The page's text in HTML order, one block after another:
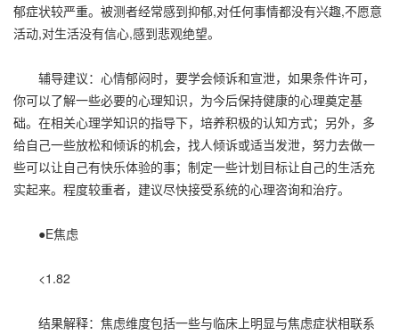
郁症状较严重。被测者经常感到抑郁,对任何事情都没有兴趣,不愿意
活动,对生活没有信心,感到悲观绝望。
辅导建议：心情郁闷时，要学会倾诉和宣泄，如果条件许可，
你可以了解一些必要的心理知识，为今后保持健康的心理奠定基
础。在相关心理学知识的指导下，培养积极的认知方式；另外，多
给自己一些放松和倾诉的机会，找人倾诉或适当发泄，努力去做一
些可以让自己有快乐体验的事；制定一些计划目标让自己的生活充
实起来。程度较重者，建议尽快接受系统的心理咨询和治疗。
●E焦虑
<1.82
结果解释：焦虑维度包括一些与临床上明显与焦虑症状相联系